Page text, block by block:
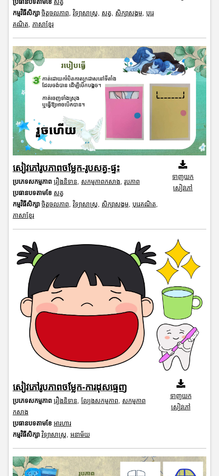
ប្រធានបទតាមខែ សត្វ
កម្មវិធីសិក្សា ចិត្តចលភាព, វិទ្យាសាស្រ្ត, សត្វ, សិក្សាសង្គម, បុរេ
គណិត, ភាសាខ្មែរ
សៀវភៅរូបភាពចម្លែក-រូបសត្វ-ផ្ទះ
ប្រភេទសកម្មភាព រឿងនិទាន, សកម្មភាពកសាង, រូបភាព
ប្រធានបទតាមខែ សត្វ
កម្មវិធីសិក្សា ចិត្តចលភាព, វិទ្យាសាស្រ្ត, សិក្សាសង្គម, បុរេគណិត,
ភាសាខ្មែរ
ទាញយក
សៀវភៅ
សៀវភៅរូបភាពចម្លែក-ការដុសធ្មេញ
ប្រភេទសកម្មភាព រឿងនិទាន, ល្បែងសកម្មភាព, សកម្មភាព
កសាង
ប្រធានបទតាមខែ អារហារ
កម្មវិធីសិក្សា វិទ្យាសាស្រ្ត, អនាម័យ
ទាញយក
សៀវភៅ